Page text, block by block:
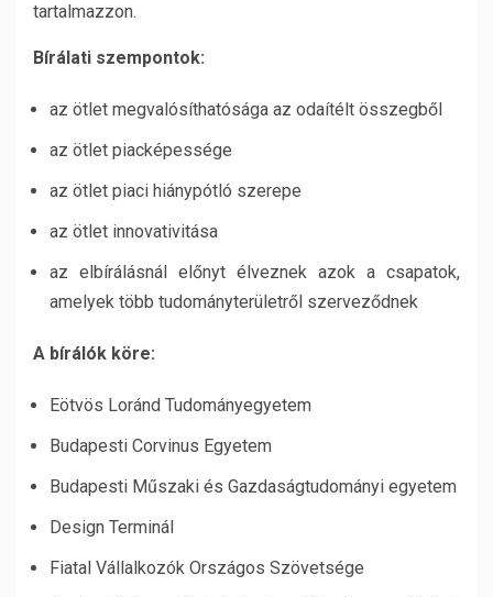
tartalmazzon.
Bírálati szempontok:
az ötlet megvalósíthatósága az odaítélt összegből
az ötlet piacképessége
az ötlet piaci hiánypótló szerepe
az ötlet innovativitása
az elbírálásnál előnyt élveznek azok a csapatok,
amelyek több tudományterületről szerveződnek
A bírálók köre:
Eötvös Loránd Tudományegyetem
Budapesti Corvinus Egyetem
Budapesti Műszaki és Gazdaságtudományi egyetem
Design Terminál
Fiatal Vállalkozók Országos Szövetsége